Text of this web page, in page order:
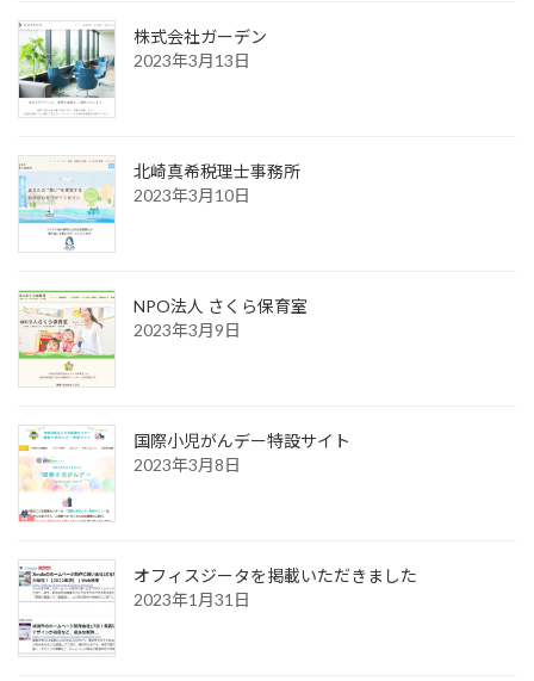
株式会社ガーデン
2023年3月13日
北崎真希税理士事務所
2023年3月10日
NPO法人 さくら保育室
2023年3月9日
国際小児がんデー特設サイト
2023年3月8日
オフィスジータを掲載いただきました
2023年1月31日